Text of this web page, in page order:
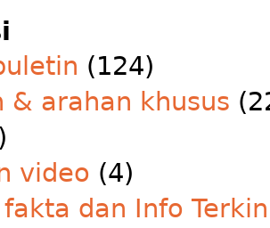
(124)
& arahan khusus
video (4)
dan Info